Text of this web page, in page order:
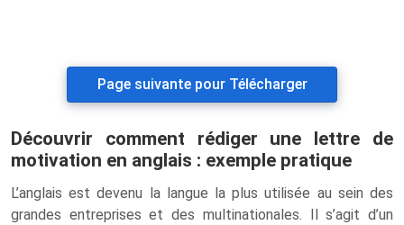
Page suivante pour Télécharger
Découvrir comment rédiger une lettre de
motivation en anglais : exemple pratique
L’anglais est devenu la langue la plus utilisée au sein des
grandes entreprises et des multinationales. Il s’agit d’un